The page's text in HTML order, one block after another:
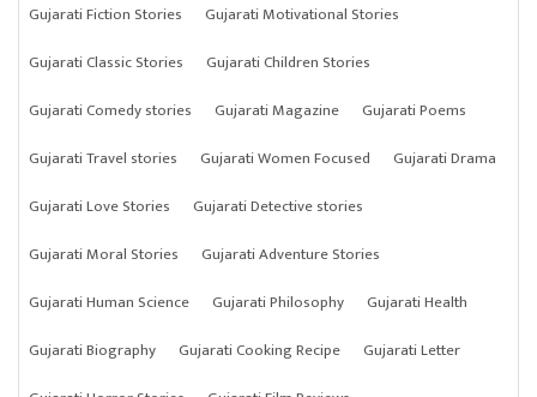
Gujarati Fiction Stories
Gujarati Motivational Stories
Gujarati Classic Stories
Gujarati Children Stories
Gujarati Comedy stories
Gujarati Magazine
Gujarati Poems
Gujarati Travel stories
Gujarati Women Focused
Gujarati Drama
Gujarati Love Stories
Gujarati Detective stories
Gujarati Moral Stories
Gujarati Adventure Stories
Gujarati Human Science
Gujarati Philosophy
Gujarati Health
Gujarati Biography
Gujarati Cooking Recipe
Gujarati Letter